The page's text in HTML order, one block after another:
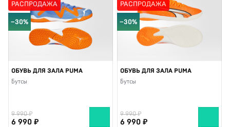
РАСПРОДАЖА
−30%
ОБУВЬ ДЛЯ ЗАЛА PUMA
Бутсы
9 990
6 990
РАСПРОДАЖА
−30%
ОБУВЬ ДЛЯ ЗАЛА PUMA
Бутсы
9 990
6 990